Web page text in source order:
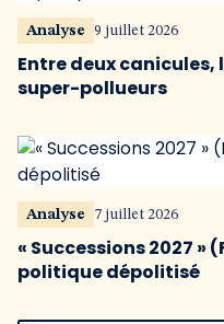
Analyse 9 juillet 2026
Entre deux
super-pollueurs
Analyse 7 juillet 2026
« Successions 2027 »
politique dépolitisé